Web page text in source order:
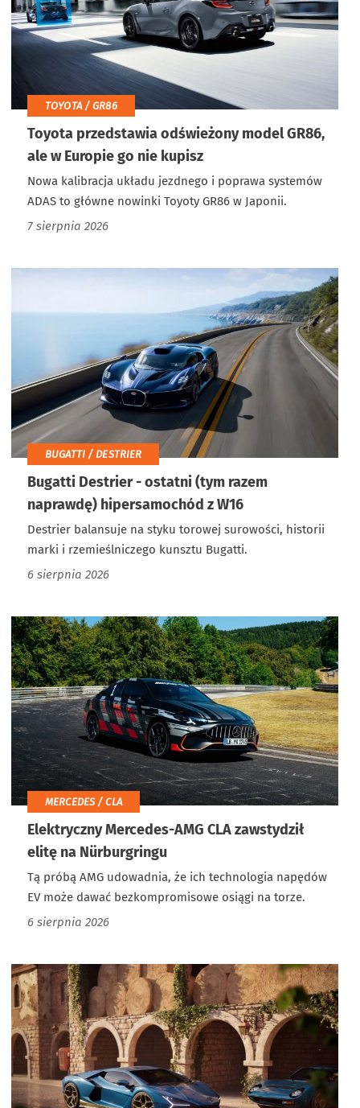
TOYOTA / GR86
Toyota przedstawia odświeżony model GR86,
ale w Europie go nie kupisz
Nowa kalibracja układu jezdnego i poprawa systemów
ADAS to główne nowinki Toyoty GR86 w Japonii.
7 sierpnia 2026
BUGATTI / DESTRIER
Bugatti Destrier - ostatni (tym razem
naprawdę) hipersamochód z W16
Destrier balansuje na styku torowej surowości, historii
marki i rzemieślniczego kunsztu Bugatti.
6 sierpnia 2026
MERCEDES / CLA
Elektryczny Mercedes-AMG CLA zawstydził
elitę na Nürburgringu
Tą próbą AMG udowadnia, że ich technologia napędów
EV może dawać bezkompromisowe osiągi na torze.
6 sierpnia 2026